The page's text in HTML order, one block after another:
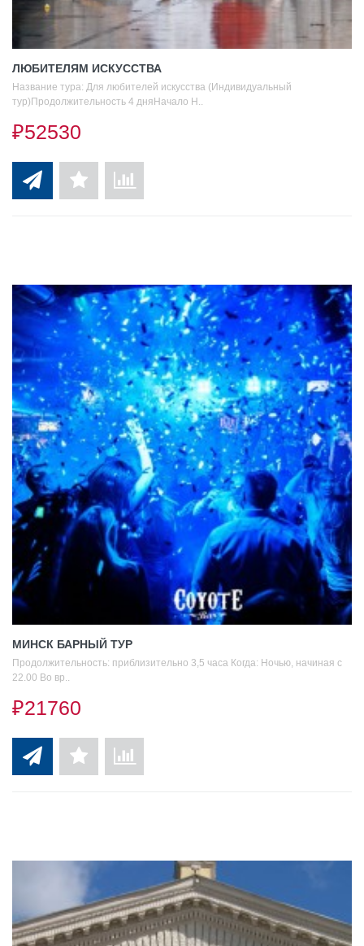
ЛЮБИТЕЛЯМ ИСКУССТВА
Название тура: Для любителей искусства (Индивидуальный
тур)Продолжительность 4 дняНачало Н..
₽52530
МИНСК БАРНЫЙ ТУР
Продолжительность: приблизительно 3,5 часа Когда: Ночью, начиная с
22.00 Во вр..
₽21760